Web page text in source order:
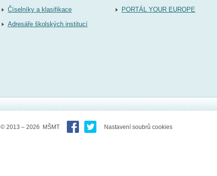
Číselníky a klasifikace
Adresáře školských institucí
PORTÁL YOUR EUROPE
© 2013 – 2026 MŠMT Nastavení soubrů cookies